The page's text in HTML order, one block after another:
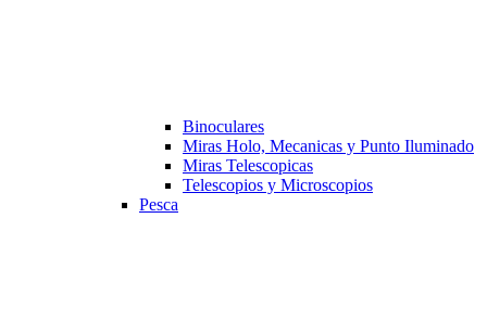
Binoculares
Miras Holo, Mecanicas y Punto Iluminado
Miras Telescopicas
Telescopios y Microscopios
Pesca